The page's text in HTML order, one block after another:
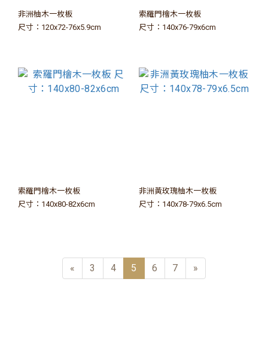
非洲柚木一枚板
尺寸：120x72-76x5.9cm
索羅門檜木一枚板
尺寸：140x76-79x6cm
索羅門檜木一枚板
尺寸：140x80-82x6cm
非洲黃玫瑰柚木一枚板
尺寸：140x78-79x6.5cm
« 3 4 5 6 7 »